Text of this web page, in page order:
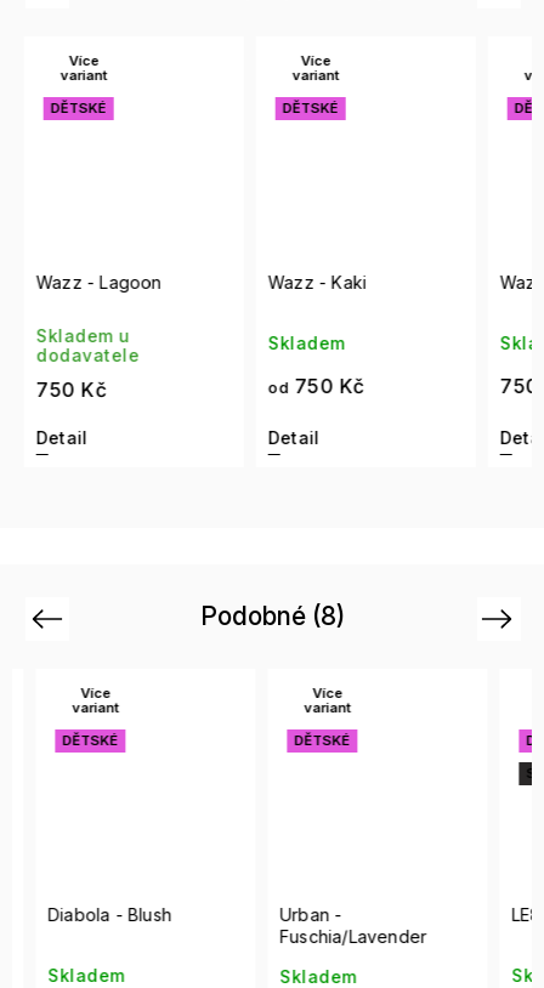
Více
variant
DĚTSKÉ
Wazz - Lagoon
Skladem u
dodavatele
750 Kč
Detail
Více
variant
DĚTSKÉ
Wazz - Kaki
Skladem
od750 Kč
Detail
750
Podobné (8)
Previous
Více
variant
DĚTSKÉ
Diabola - Blush
Skladem
Více
variant
DĚTSKÉ
Urban -
Fuschia/Lavender
Skladem
Next